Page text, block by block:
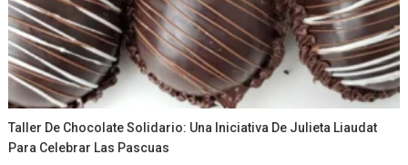
Taller De Chocolate Solidario: Una Iniciativa De Julieta Liaudat
Para Celebrar Las Pascuas